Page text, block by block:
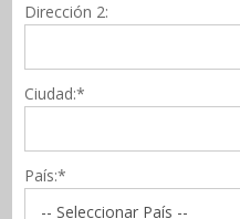
Dirección 2:
Ciudad:*
País:*